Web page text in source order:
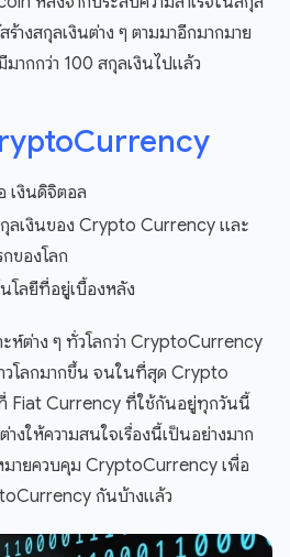
งสกุลเงินต่าง ๆ ตามมาอีกมากมาย
กกว่า 100 สกุลเงินไปแล้ว
เงินดิจิตอล
ลเงินของ Crypto Currency และ
ของโลก
โลยีที่อยู่เบื้องหลัง
ะห์ต่าง ๆ ทั่วโลกว่า CryptoCurrency
วโลกมากขึ้น จนในที่สุด Crypto
Fiat Currency ที่ใช้กันอยู่ทุกวันนี้
งให้ความสนใจเรื่องนี้เป็นอย่างมาก
มายควบคุม CryptoCurrency เพื่อ
กันบ้างแล้ว